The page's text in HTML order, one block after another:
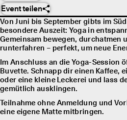
Event teilen
Von Juni bis September gibts im
besondere Auszeit: Yoga in
Gemeinsam bewegen, durchatmen
runterfahren – perfekt, um neue
Im Anschluss an die Yoga-Session
Buvette. Schnapp dir einen Kaffee,
oder eine kleine Leckerei und lass
gemütlich ausklingen.
Teilnahme ohne Anmeldung und
eine eigene Matte mitbringen.